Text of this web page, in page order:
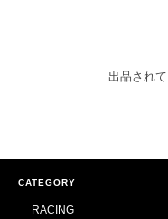
出品され
CATEGORY
RACING